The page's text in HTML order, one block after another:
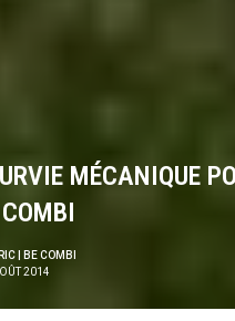
MÉCANIQUE
| BE COMBI
2014